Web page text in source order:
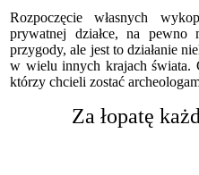
Rozpoczęcie własnych
prywatnej działce, na pewno
przygody, ale jest to działanie
w wielu innych krajach
którzy chcieli zostać
Za łopatę